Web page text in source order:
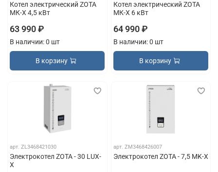
Котел электрический ZOTA
МК-X 4,5 кВт
63 990 ₽
В наличии: 0 шт
В корзину
Котел электрический ZOTA
МК-X 6 кВт
64 990 ₽
В наличии: 0 шт
В корзину
арт.ZL3468421030
Электрокотел ZOTA - 30 LUX-
X
арт. ZM3468426007
Электрокотел ZOTA - 7,5 MK-X